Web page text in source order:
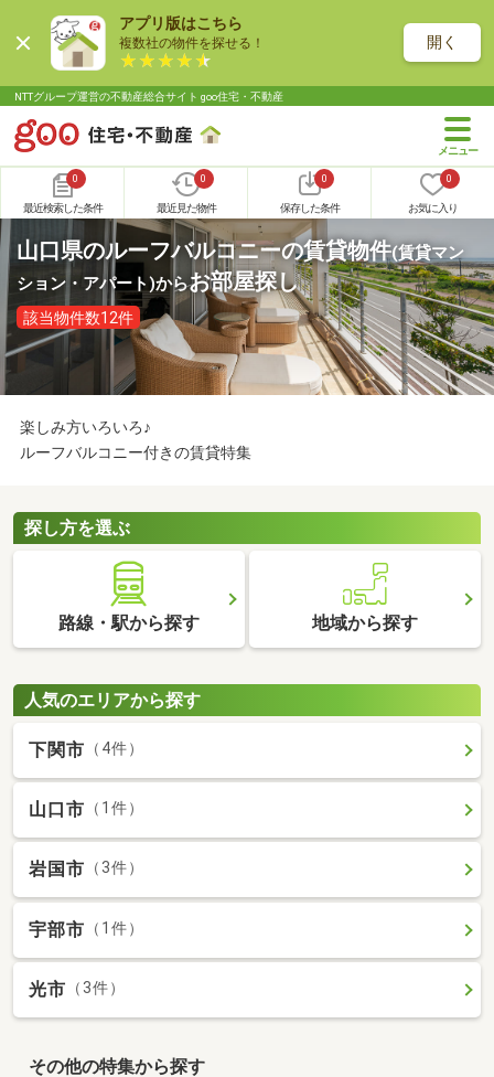
アプリ版はこちら
複数社の物件を探せる！ 開く
NTTグループ運営の不動産総合サイト goo住宅・不動産
0
最近検索した条件
0
最近見た物件
0
保存した条件
0
お気に入り
山口県のルーフバルコニーの賃貸物件(賃貸マン
ション・アパート)からお部屋探し
該当物件数12件
楽しみ方いろいろ♪
ルーフバルコニー付きの賃貸特集
探し方を選ぶ
路線・駅から探す 地域から探す
人気のエリアから探す
下関市 （4件）
山口市 （1件）
岩国市 （3件）
宇部市 （1件）
光市 （3件）
その他の特集から探す